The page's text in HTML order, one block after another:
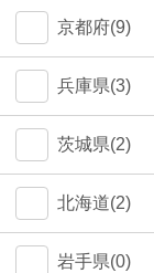
中央区
品川区
豊島区
目黒区
文京区
大和市(0)
大阪市
豊中市(3)
吹田市(1)
京都府(9)
京都市(9)
兵庫県(3)
神戸市(1)
茨城県(2)
つくば市
北海道(2)
札幌市(1)
岩手県(0)